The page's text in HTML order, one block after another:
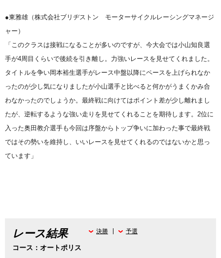
●東雅雄（株式会社ブリヂストン モーターサイクルレーシングマネージ
ャー）
「このクラスは接戦になることが多いのですが、今大会では小山知良選
手が4周目くらいで後続を引き離し。力強いレースを見せてくれました。
タイトルを争い岡本裕生選手がレース中盤以降にペースを上げられなか
ったのが少し気になりましたが小山選手と比べると何かがうまくかみ合
わなかったのでしょうか。最終戦に向けてはポイント差が少し離れまし
たが、逆転するような強い走りを見せてくれることを期待します。2位に
入った奥田教介選手も今回は序盤からトップ争いに加わった事で最終戦
ではその勢いを維持し、いいレースを見せてくれるのではないかと思っ
ています」
レース結果
コース：オートポリス
決勝 予選